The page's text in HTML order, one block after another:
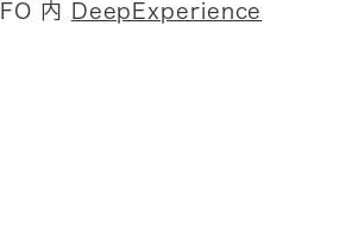
内 DeepExperience